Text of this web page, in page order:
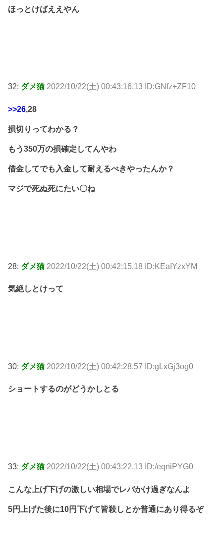
ほっとけばええやん
32: ダメ猫 2022/10/22(土) 00:43:16.13 ID:GNfz+ZF10
>>26,28
損切りってわかる？
もう350万の損確定してんやわ
借金してでも入金して耐えるべきやったんか？
マジで死ぬ死にたい〇ね
28: ダメ猫 2022/10/22(土) 00:42:15.18 ID:KEaIYzxYM
気絶しとけって
30: ダメ猫 2022/10/22(土) 00:42:28.57 ID:gLxGj3og0
ショートするのがどうかしとる
33: ダメ猫 2022/10/22(土) 00:43:22.13 ID:/eqniPYG0
こんな上げ下げの激しい相場でレバかけ過ぎなんよ
5円上げた後に10円下げて皆殺しとか普通にあり得るぞ